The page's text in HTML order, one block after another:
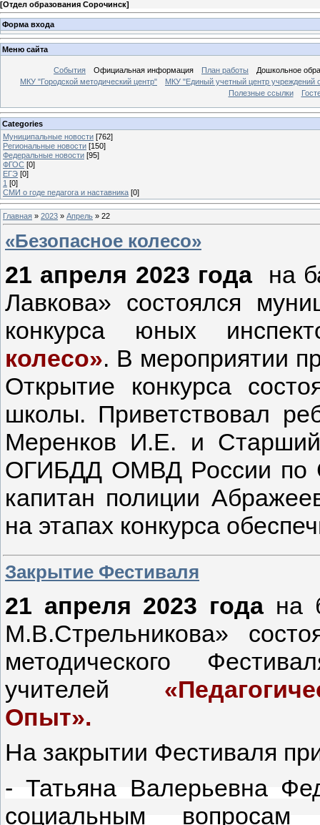
[Отдел образования Сорочинск]
Форма входа
Меню сайта
События Официальная информация План работы
Дошкольное
МКУ "Городской методический центр"
МКУ "Единый учетный центр учреждений
Полезные ссылки
Categories
Муниципальные новости [762]
Региональные новости [150]
Федеральные новости [95]
ФГОС [0]
ЕГЭ [0]
1 [0]
СМИ о годе педагога и наставника [0]
Главная » 2023 » Апрель » 22
«Безопасное колесо»
21 апреля 2023 годана
Лавкова» состоялся
конкурса юных
колесо». В мероприятии
Открытие конкурса
школы. Приветствовал
Меренков И.Е. и
ОГИБДД ОМВД России по
капитан полиции
на этапах конкурса
Закрытие Фестиваля
21 апреля 2023 годана
М.В.Стрельникова»
методического
учителей
Опыт».
На закрытии Фестиваля
- Татьяна Валерьевна
социальным вопросам